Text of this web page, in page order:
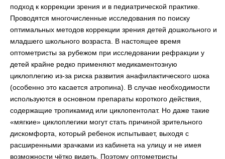
подход к коррекции зрения и в педиатрической практике.
Проводятся многочисленные исследования по поиску
оптимальных методов коррекции зрения детей дошкольного и
младшего школьного возраста. В настоящее время
оптометристы за рубежом при исследовании рефракции у
детей крайне редко применяют медикаментозную
циклоплегию из-за риска развития анафилактического шока
(особенно это касается атропина). В случае необходимости
используются в основном препараты короткого действия,
содержащие тропикамид или циклопентолат. Но даже такие
«мягкие» циклоплегики могут стать причиной зрительного
дискомфорта, который ребенок испытывает, выходя с
расширенными зрачками из кабинета на улицу и не имея
возможности чётко видеть. Поэтому оптометристы